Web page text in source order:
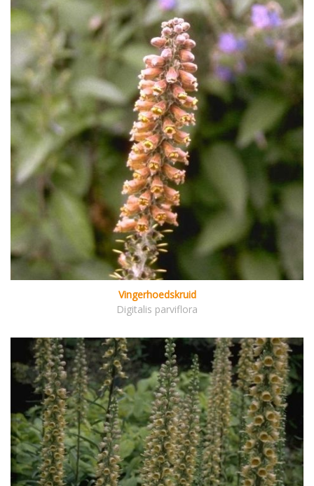
Vingerhoedskruid
Digitalis parviflora